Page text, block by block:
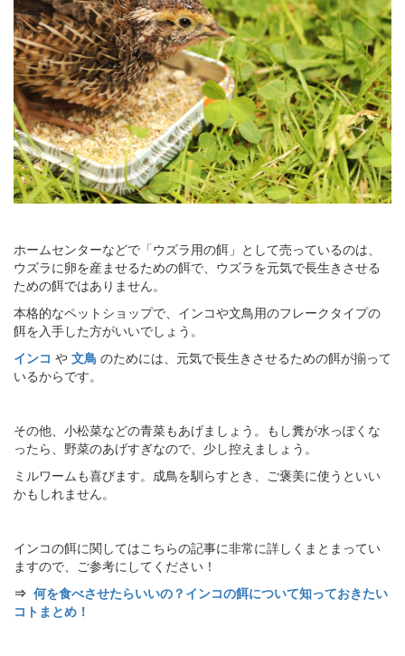
ホームセンターなどで「ウズラ用の餌」として売っているのは、
ウズラに卵を産ませるための餌で、ウズラを元気で長生きさせる
ための餌ではありません。
本格的なペットショップで、インコや文鳥用のフレークタイプの
餌を入手した方がいいでしょう。
インコ や 文鳥 のためには、元気で長生きさせるための餌が揃って
いるからです。
その他、小松菜などの青菜もあげましょう。もし糞が水っぽくな
ったら、野菜のあげすぎなので、少し控えましょう。
ミルワームも喜びます。成鳥を馴らすとき、ご褒美に使うといい
かもしれません。
インコの餌に関してはこちらの記事に非常に詳しくまとまってい
ますので、ご参考にしてください！
⇒ 何を食べさせたらいいの？インコの餌について知っておきたい
コトまとめ！